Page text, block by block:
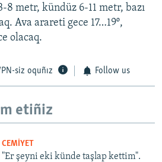
8 metr, kündüz 6-11 metr, bazı
Ava arareti gece 17…19º,
olacaq.
siz oquñız Follow us
etiñiz
CEMİYET
"Er şeyni eki künde taşlap kettim".